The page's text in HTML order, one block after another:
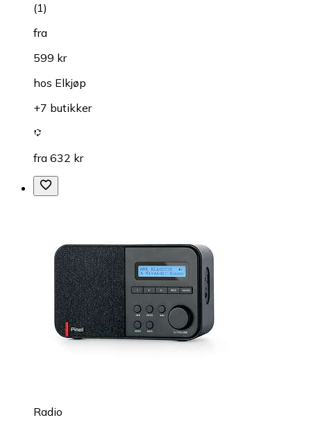
(1)
fra
599 kr
hos Elkjøp
+7 butikker
fra 632 kr
Radio